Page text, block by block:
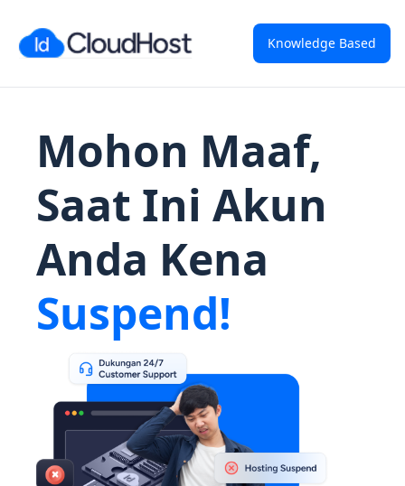
Knowledge Based
Mohon Maaf,
Saat Ini Akun
Anda Kena
Suspend!